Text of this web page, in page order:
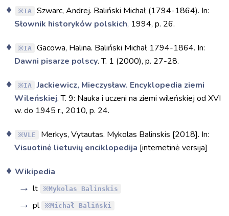
IA
Szwarc, Andrej. Baliński Michał (1794-1864). In:
Słownik historyków polskich, 1994, p. 26.
IA
Gacowa, Halina. Baliński Michał 1794-1864. In:
Dawni pisarze polscy. T. 1 (2000), p. 27-28.
IA
Jackiewicz, Mieczysław. Encyklopedia ziemi
Wileńskiej. T. 9: Nauka i uczeni na ziemi wileńskiej od XVI
w. do 1945 r., 2010, p. 24.
VLE
Merkys, Vytautas. Mykolas Balinskis [2018]. In:
Visuotinė lietuvių enciklopedija [internetinė versija]
Wikipedia
lt
Mykolas Balinskis
pl Michał Baliński